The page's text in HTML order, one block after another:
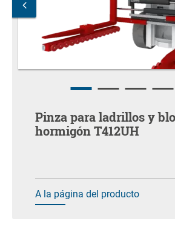
Pinza para ladrillos y
hormigón T412UH
A la página del producto